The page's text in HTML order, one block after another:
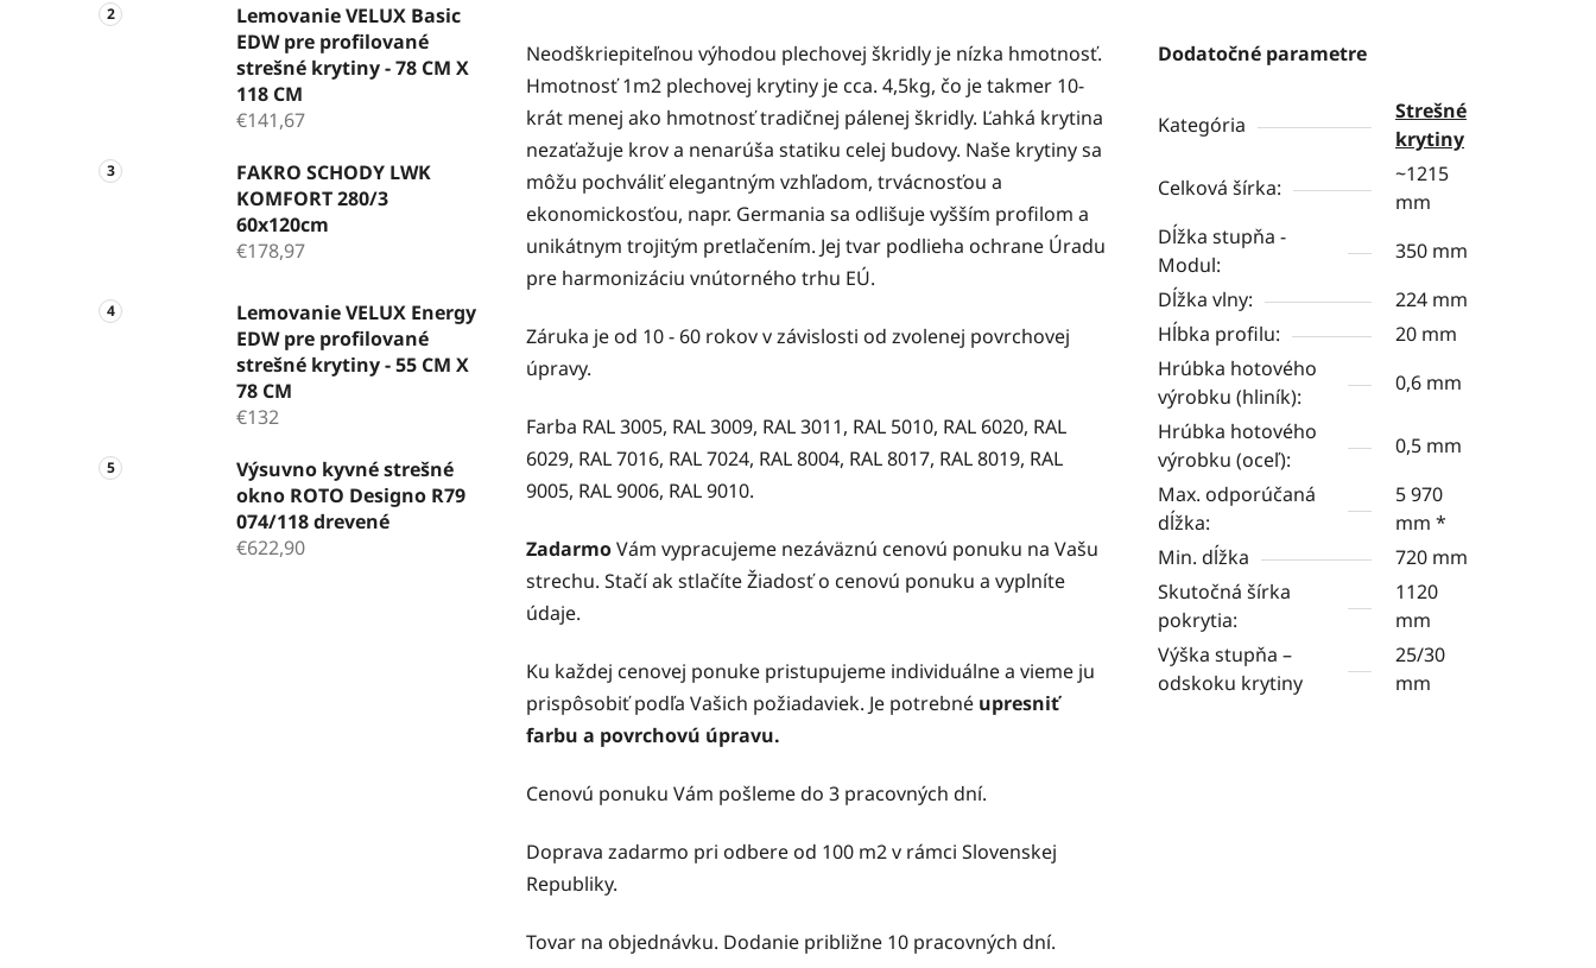
Lemovanie VELUX Basic
EDW pre profilované
strešné krytiny - 78 CM X
118 CM
€141,67
FAKRO SCHODY LWK
KOMFORT 280/3
60x120cm
€178,97
Lemovanie VELUX Energy
EDW pre profilované
strešné krytiny - 55 CM X
78 CM
€132
Výsuvno kyvné strešné
okno ROTO Designo R79
074/118 drevené
€622,90
Neodškriepiteľnou výhodou plechovej škridly je nízka hmotnosť.
Hmotnosť 1m2 plechovej krytiny je cca. 4,5kg, čo je takmer 10-
krát menej ako hmotnosť tradičnej pálenej škridly. Ľahká krytina
nezaťažuje krov a nenarúša statiku celej budovy. Naše krytiny sa
môžu pochváliť elegantným vzhľadom, trvácnosťou a
ekonomickosťou, napr. Germania sa odlišuje vyšším profilom a
unikátnym trojitým pretlačením. Jej tvar podlieha ochrane Úradu
pre harmonizáciu vnútorného trhu EÚ.
Záruka je od 10 - 60 rokov v závislosti od zvolenej povrchovej
úpravy.
Farba RAL 3005, RAL 3009, RAL 3011, RAL 5010, RAL 6020, RAL
6029, RAL 7016, RAL 7024, RAL 8004, RAL 8017, RAL 8019, RAL
9005, RAL 9006, RAL 9010.
ZadarmoVám vypracujeme nezáväznú cenovú ponuku na Vašu
strechu. Stačí ak stlačíte Žiadosť o cenovú ponuku a vyplníte
údaje.
Ku každej cenovej ponuke pristupujeme individuálne a vieme ju
prispôsobiť podľa Vašich požiadaviek. Je potrebné upresniť
farbu a povrchovú úpravu.
Cenovú ponuku Vám pošleme do 3 pracovných dní.
Doprava zadarmo pri odbere od 100 m2 v rámci Slovenskej
Republiky.
Tovar na objednávku. Dodanie približne 10 pracovných dní.
Dodatočné parametre
Kategória
Strešné
krytiny
Celková šírka:
~1215
mm
Dĺžka stupňa -
Modul:
350 mm
Dĺžka vlny:
224 mm
Hĺbka profilu:
20 mm
Hrúbka hotového
výrobku (hliník):
0,6 mm
Hrúbka hotového
výrobku (oceľ):
0,5 mm
Max. odporúčaná
dĺžka:
5 970
mm *
Min. dĺžka
720 mm
Skutočná šírka
pokrytia:
1120
mm
Výška stupňa –
odskoku krytiny
25/30
mm